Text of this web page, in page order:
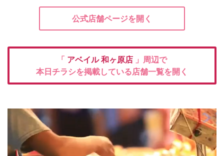
公式店舗ページを開く
「 アベイル和ヶ原店 」周辺で
本日チラシを掲載している店舗一覧を開く